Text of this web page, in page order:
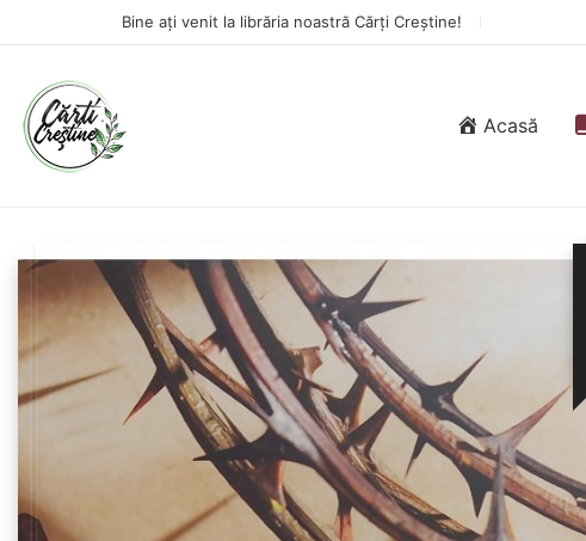
Bine ați venit la librăria noastră Cărți Creștine!
Acasă